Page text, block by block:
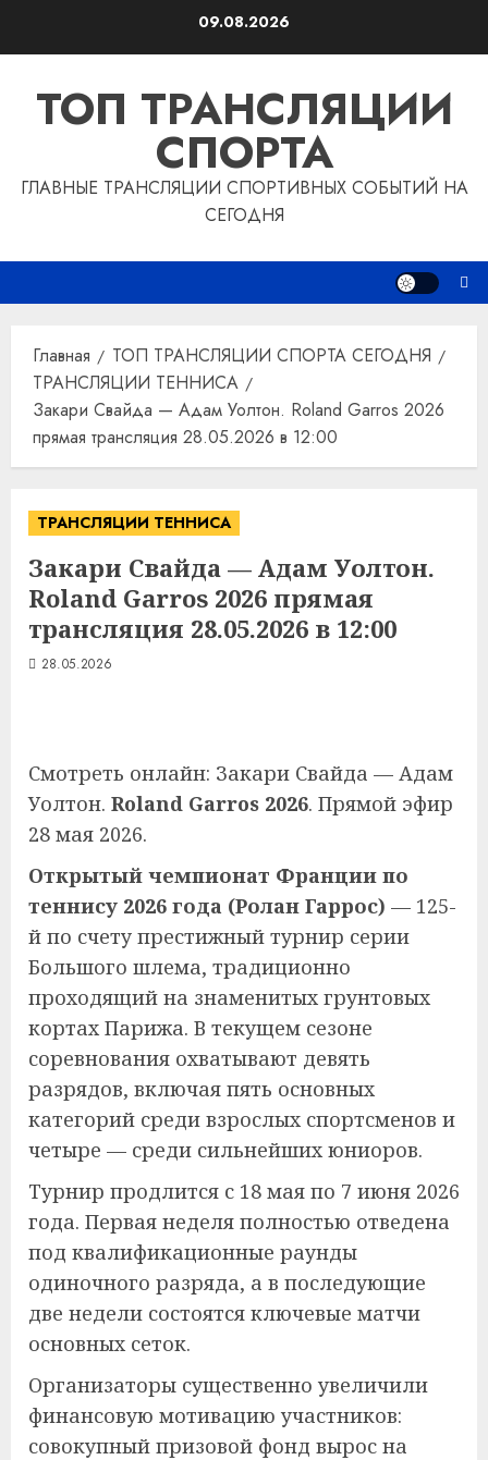
09.08.2026
ТОП ТРАНСЛЯЦИИ
СПОРТА
ГЛАВНЫЕ ТРАНСЛЯЦИИ СПОРТИВНЫХ СОБЫТИЙ НА
СЕГОДНЯ
Главная
ТОП ТРАНСЛЯЦИИ СПОРТА СЕГОДНЯ
ТРАНСЛЯЦИИ ТЕННИСА
Закари Свайда — Адам Уолтон. Roland Garros 2026
прямая трансляция 28.05.2026 в 12:00
ТРАНСЛЯЦИИ ТЕННИСА
Закари Свайда — Адам Уолтон.
Roland Garros 2026 прямая
трансляция 28.05.2026 в 12:00
28.05.2026
Смотреть онлайн: Закари Свайда — Адам
Уолтон. Roland Garros 2026. Прямой эфир
28 мая 2026.
Открытый чемпионат Франции по
теннису 2026 года (Ролан Гаррос) — 125-
й по счету престижный турнир серии
Большого шлема, традиционно
проходящий на знаменитых грунтовых
кортах Парижа. В текущем сезоне
соревнования охватывают девять
разрядов, включая пять основных
категорий среди взрослых спортсменов и
четыре — среди сильнейших юниоров.
Турнир продлится с 18 мая по 7 июня 2026
года. Первая неделя полностью отведена
под квалификационные раунды
одиночного разряда, а в последующие
две недели состоятся ключевые матчи
основных сеток.
Организаторы существенно увеличили
финансовую мотивацию участников:
совокупный призовой фонд вырос на